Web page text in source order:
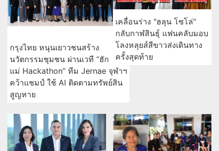
กรุงไทย หนุนเยาวชนสร้าง
นวัตกรรมชุมชน ผ่านเวที “ฮัก
แม่ Hackathon” ทีม Jernae จุฬาฯ
คว้าแชมป์ ใช้ AI ติดตามทรัพย์สิน
สูญหาย
เคลื่อนร่าง "ฮลุน โซโล่"
กลับกาฬสินธุ์ แฟนคลับมอบ
โลงหลุยส์สีขาวส่งเดินทาง
ครั้งสุดท้าย